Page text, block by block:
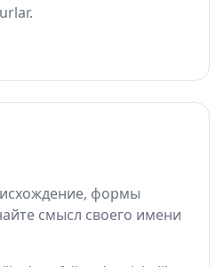
формы
смысл своего имени